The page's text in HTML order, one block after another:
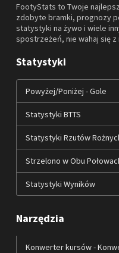
FootyStats to Twoje
zdobyte bramki, prognozy
statystyki na żywo i wiele
spostrzeżeń, nie wahaj się
Statystyki
Powyżej/Poniżej - Gole
Statystyki BTTS
Statystyki Rzutów
Strzelono w Obu
Statystyki Wyników
Narzędzia
Konwerter kursów -